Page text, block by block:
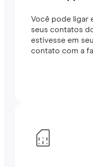
Você pode ligar
seus contatos
estivesse em
contato com a